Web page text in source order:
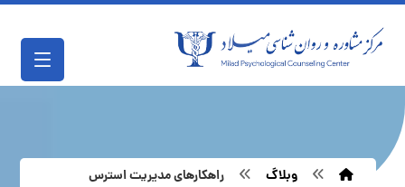
وبلاگ راهکارهای مدیریت استرس